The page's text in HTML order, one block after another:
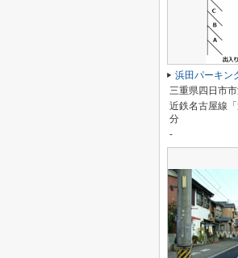
浜田パーキン
三重県四日市
近鉄名古屋線
分
-